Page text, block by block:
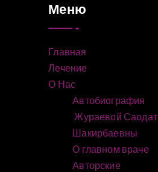
Меню
Главная
Лечение
О Нас
Автобиография
Жураевой Саодат
Шакирбаевны
О главном враче
Авторские